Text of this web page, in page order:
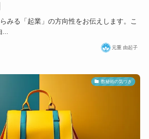
みる「起業」の方向性をお伝えします。こ
...
元重 由起子
数秘術の気づき